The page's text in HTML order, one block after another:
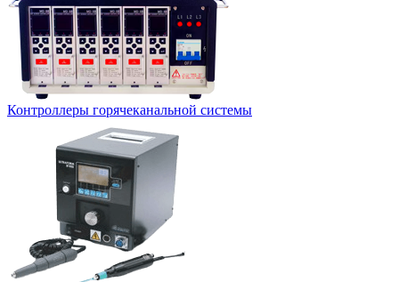
Контроллеры горячеканальной системы